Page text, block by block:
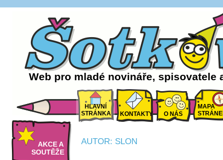
Web pro mladé novináře, spisovatele
HLAVNÍ
STRÁNKA
KONTAKTY O NÁS
MAPA
AKCE A
SOUTĚŽE
AUTOR: SLON